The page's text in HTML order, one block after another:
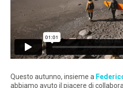
Questo autunno, insieme a
abbiamo avuto il piacere di